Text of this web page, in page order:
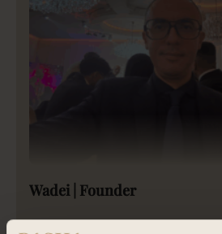
Wadei | Founder